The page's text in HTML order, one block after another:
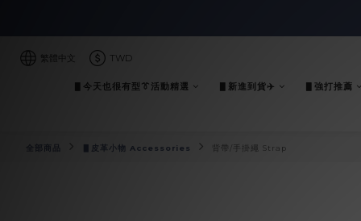
繁體中文 TWD
▋今天也很有型👔活動精選 ▋新進到貨✈️ ▋強打推薦
全部商品 ▋皮革小物 Accessories 背帶/手掛繩 Strap